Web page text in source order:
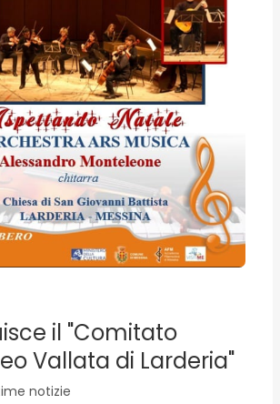
il "Comitato
Vallata di Larderia"
notizie